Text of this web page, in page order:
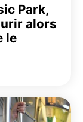
Park,
alors
le